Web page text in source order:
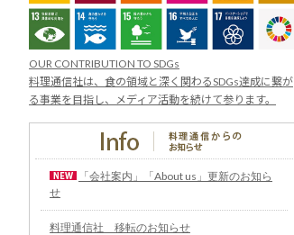
OUR CONTRIBUTION TO SDGs
料理通信社は、食の領域と深く関わるSDGs達成に繋が
る事業を目指し、メディア活動を続けて参ります。
「会社案内」「About us」更新のお知ら
せ
料理通信社 移転のお知らせ